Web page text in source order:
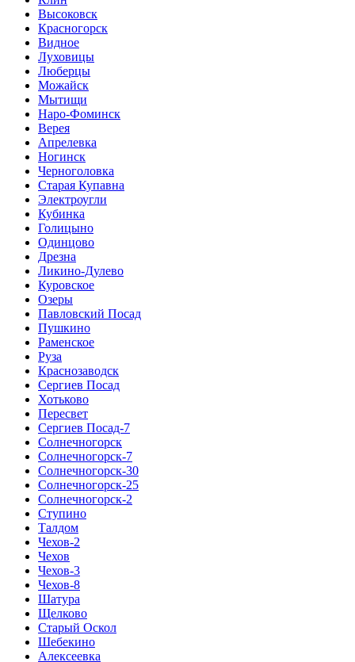
Высоковск
Красногорск
Видное
Луховицы
Люберцы
Можайск
Мытищи
Наро-Фоминск
Верея
Апрелевка
Ногинск
Черноголовка
Старая Купавна
Электроугли
Кубинка
Голицыно
Одинцово
Дрезна
Ликино-Дулево
Куровское
Озеры
Павловский Посад
Пушкино
Раменское
Руза
Краснозаводск
Сергиев Посад
Хотьково
Пересвет
Сергиев Посад-7
Солнечногорск
Солнечногорск-7
Солнечногорск-30
Солнечногорск-25
Солнечногорск-2
Ступино
Талдом
Чехов-2
Чехов
Чехов-3
Чехов-8
Шатура
Щелково
Старый Оскол
Шебекино
Алексеевка